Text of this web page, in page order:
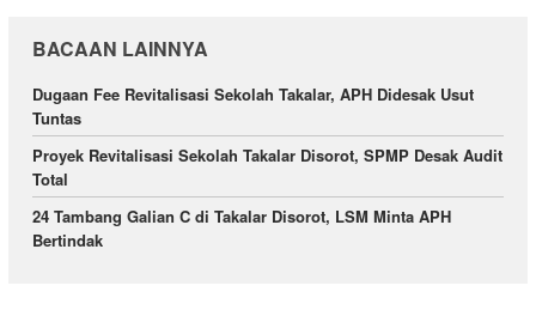
BACAAN LAINNYA
Dugaan Fee Revitalisasi Sekolah Takalar, APH Didesak Usut
Tuntas
Proyek Revitalisasi Sekolah Takalar Disorot, SPMP Desak Audit
Total
24 Tambang Galian C di Takalar Disorot, LSM Minta APH
Bertindak